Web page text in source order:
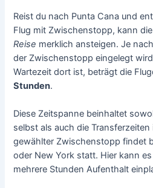
Reist du nach Punta Cana und
Flug mit Zwischenstopp, kann die
Reise merklich ansteigen. Je
der Zwischenstopp eingelegt
Wartezeit dort ist, beträgt die
Stunden.
Diese Zeitspanne beinhaltet
selbst als auch die
gewählter Zwischenstopp findet
oder New York statt. Hier kann
mehrere Stunden Aufenthalt